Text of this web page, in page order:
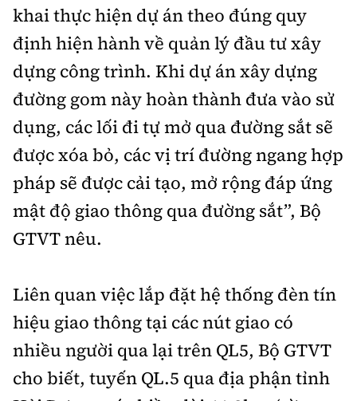
khai thực hiện dự án theo đúng quy
định hiện hành về quản lý đầu tư xây
dựng công trình. Khi dự án xây dựng
đường gom này hoàn thành đưa vào sử
dụng, các lối đi tự mở qua đường sắt sẽ
được xóa bỏ, các vị trí đường ngang hợp
pháp sẽ được cải tạo, mở rộng đáp ứng
mật độ giao thông qua đường sắt”, Bộ
GTVT nêu.
Liên quan việc lắp đặt hệ thống đèn tín
hiệu giao thông tại các nút giao có
nhiều người qua lại trên QL5, Bộ GTVT
cho biết, tuyến QL.5 qua địa phận tỉnh